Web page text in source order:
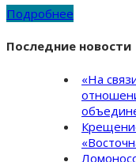
Подробнее
Последние новости
«На